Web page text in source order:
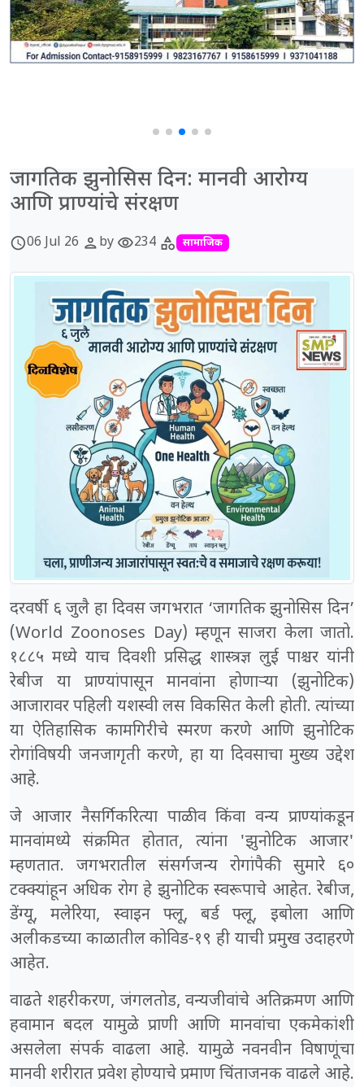
जागतिक झुनोसिस दिन: मानवी आरोग्य
आणि प्राण्यांचे संरक्षण
schedule06 Jul 26 personby visibility234 category सामाजिक
दरवर्षी ६ जुलै हा दिवस जगभरात ‘जागतिक झुनोसिस दिन’
(World Zoonoses Day) म्हणून साजरा केला जातो.
१८८५ मध्ये याच दिवशी प्रसिद्ध शास्त्रज्ञ लुई पाश्चर यांनी
रेबीज या प्राण्यांपासून मानवांना होणाऱ्या (झुनोटिक)
आजारावर पहिली यशस्वी लस विकसित केली होती. त्यांच्या
या ऐतिहासिक कामगिरीचे स्मरण करणे आणि झुनोटिक
रोगांविषयी जनजागृती करणे, हा या दिवसाचा मुख्य उद्देश
आहे.
जे आजार नैसर्गिकरित्या पाळीव किंवा वन्य प्राण्यांकडून
मानवांमध्ये संक्रमित होतात, त्यांना 'झुनोटिक आजार'
म्हणतात. जगभरातील संसर्गजन्य रोगांपैकी सुमारे ६०
टक्क्यांहून अधिक रोग हे झुनोटिक स्वरूपाचे आहेत. रेबीज,
डेंग्यू, मलेरिया, स्वाइन फ्लू, बर्ड फ्लू, इबोला आणि
अलीकडच्या काळातील कोविड-१९ ही याची प्रमुख उदाहरणे
आहेत.
वाढते शहरीकरण, जंगलतोड, वन्यजीवांचे अतिक्रमण आणि
हवामान बदल यामुळे प्राणी आणि मानवांचा एकमेकांशी
असलेला संपर्क वाढला आहे. यामुळे नवनवीन विषाणूंचा
मानवी शरीरात प्रवेश होण्याचे प्रमाण चिंताजनक वाढले आहे.